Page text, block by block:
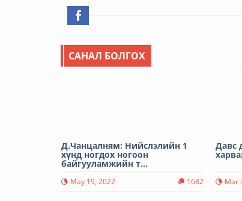
САНАЛ БОЛГОХ
Д.Чанцалням: Нийслэлийн 1
хүнд ногдох ногоон
байгууламжийн т...
May 19, 2022 1682
Давс
Mar